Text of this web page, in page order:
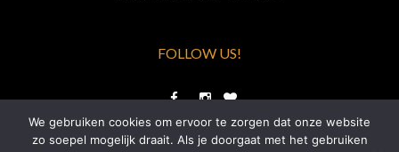
FOLLOW US!
We gebruiken cookies om ervoor te zorgen dat onze website
zo soepel mogelijk draait. Als je doorgaat met het gebruiken